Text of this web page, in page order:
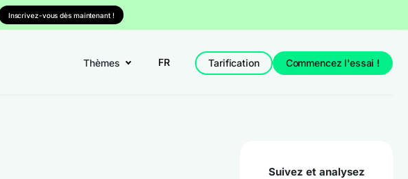
Inscrivez-vous dès maintenant !
Thèmes FR Tarification Commencez l'essai !
Suivez et analysez